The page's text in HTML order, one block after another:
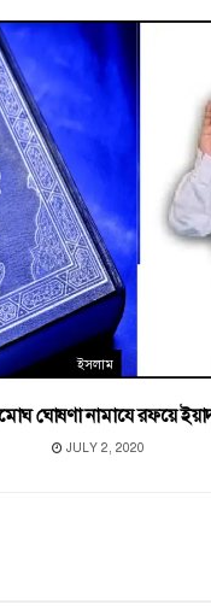
ইসলাম
নামাযে রফয়ে
JULY 2, 2020